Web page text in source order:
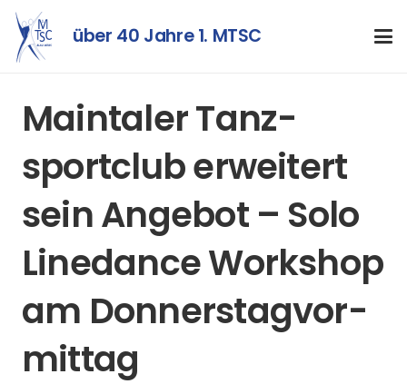
über 40 Jahre 1. MTSC
Maintaler Tanz­
sport­club erweitert
sein Angebot – Solo
Line­dance Work­shop
am Donners­tag­vor­
mittag